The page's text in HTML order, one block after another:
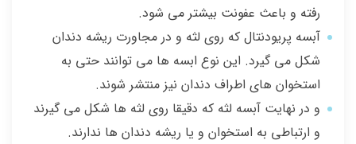
رفته و باعث عفونت بیشتر می شود.
آبسه پریودنتال که روی لثه و در مجاورت ریشه دندان
شکل می گیرد. این نوع ابسه ها می توانند حتی به
استخوان های اطراف دندان نیز منتشر شوند.
و در نهایت آبسه لثه که دقیقا روی لثه ها شکل می گیرند
و ارتباطی به استخوان و یا ریشه دندان ها ندارند.